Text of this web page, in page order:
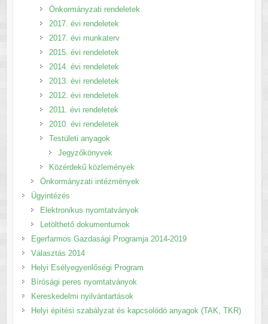
Önkormányzati rendeletek
2017. évi rendeletek
2017. évi munkaterv
2015. évi rendeletek
2014. évi rendeletek
2013. évi rendeletek
2012. évi rendeletek
2011. évi rendeletek
2010. évi rendeletek
Testületi anyagok
Jegyzőkönyvek
Közérdekű közlemények
Önkormányzati intézmények
Ügyintézés
Elektronikus nyomtatványok
Letölthető dokumentumok
Egerfarmos Gazdasági Programja 2014-2019
Választás 2014
Helyi Esélyegyenlőségi Program
Bírósági peres nyomtatványok
Kereskedelmi nyilvántartások
Helyi építési szabályzat és kapcsolódó anyagok (TAK, TKR)